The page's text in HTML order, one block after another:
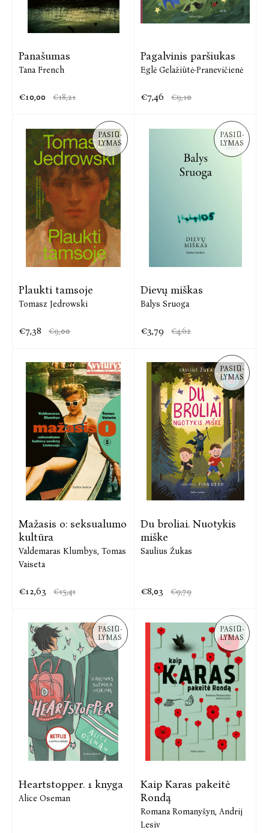
Panašumas
Tana French
€10,00 €18,21
Pagalvinis paršiukas
Eglė Gelažiūtė-Pranevičienė
€7,46 €9,10
PASIŪ-
LYMAS
Plaukti tamsoje
Tomasz Jedrowski
€7,38 €9,00
PASIŪ-
LYMAS
Dievų miškas
Balys Sruoga
€3,79 €4,62
Mažasis o: seksualumo
kultūra
Valdemaras Klumbys, Tomas
Vaiseta
€12,63 €15,41
PASIŪ-
LYMAS
Du broliai. Nuotykis
miške
Saulius Žukas
€8,03 €9,79
PASIŪ-
LYMAS
Heartstopper. 1 knyga
Alice Oseman
PASIŪ-
LYMAS
Kaip Karas pakeitė
Rondą
Romana Romanyšyn, Andrij
Lesiv